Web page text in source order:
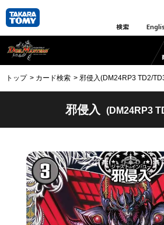
検索
トップ カード検索 邪侵入(DM24RP3 TD2/
邪侵入 (DM24RP3